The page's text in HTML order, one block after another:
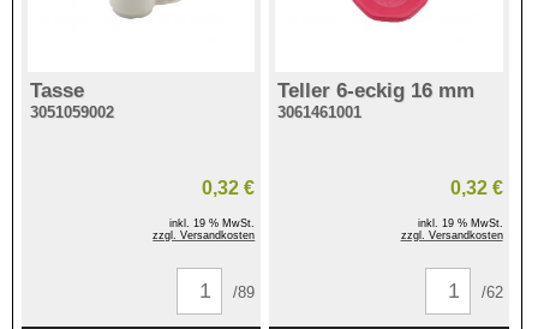
Tasse
3051059002
0,32 €
inkl. 19 % MwSt.
zzgl. Versandkosten
/89
Teller 6-eckig 16 mm
3061461001
0,32 €
inkl. 19 % MwSt.
zzgl. Versandkosten
/62